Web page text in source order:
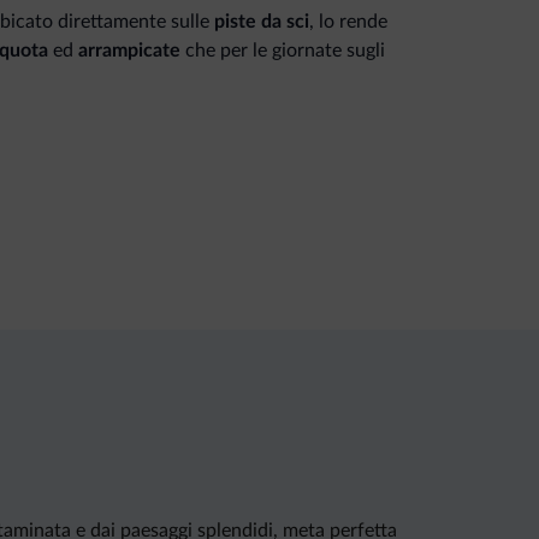
direttamente sulle piste da sci, lo rende
a edarrampicate che per le giornate sugli
e dai paesaggi splendidi, meta perfetta